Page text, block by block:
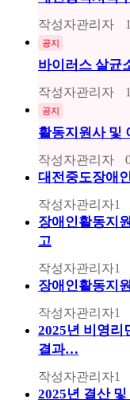
작성자관리자
공지
바이러스 살균
작성자관리자
공지
활동지원사 및
작성자관리자
대전중도장애
작성자관리자1
장애인활동지
고
작성자관리자1
장애인활동지
작성자관리자1
2025년 비영리
결과…
작성자관리자1
2025년 결산